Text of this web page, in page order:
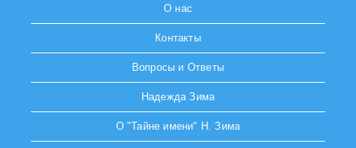
О нас
Контакты
Вопросы и Ответы
Надежда Зима
О "Тайне имени" Н. Зима